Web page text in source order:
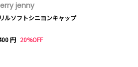
jenny
ルソフトシニヨンキャップ
円 20%OFF